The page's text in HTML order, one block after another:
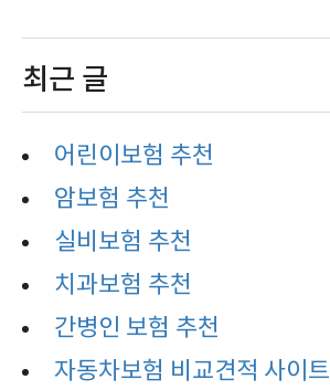
최근 글
어린이보험 추천
암보험 추천
실비보험 추천
치과보험 추천
간병인 보험 추천
자동차보험 비교견적 사이트